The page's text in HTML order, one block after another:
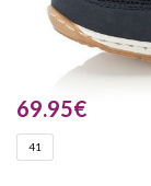
69.95€
41